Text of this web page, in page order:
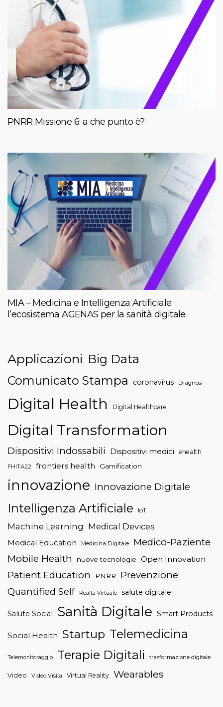
PNRR Missione 6: a che punto è?
MIA – Medicina e Intelligenza Artificiale:
l’ecosistema AGENAS per la sanità digitale
Applicazioni Big Data
Comunicato Stampa
coronavirus Diagnosi
Digital Health Digital Healthcare
Digital Transformation
Dispositivi Indossabili Dispositivi medici ehealth
FHITA22 frontiers health Gamification
innovazione Innovazione Digitale
Intelligenza Artificiale IoT
Machine Learning Medical Devices
Medical Education Medicina Digitale
Medico-Paziente
Mobile Health
nuove tecnologie Open Innovation
Patient Education PNRR
Prevenzione
Quantified Self
Realtà Virtuale salute digitale
Salute Social Sanità Digitale Smart Products
Social Health Startup Telemedicina
Telemonitoraggio Terapie Digitali trasformazione digitale
Video Video Visita Virtual Reality Wearables